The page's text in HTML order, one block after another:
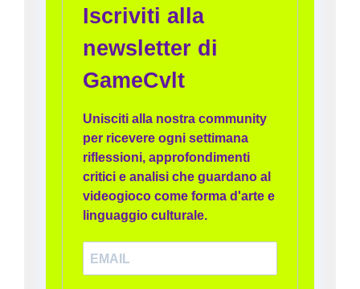
Iscriviti alla
newsletter di
GameCvlt
Unisciti alla nostra community
per ricevere ogni settimana
riflessioni, approfondimenti
critici e analisi che guardano al
videogioco come forma d'arte e
linguaggio culturale.